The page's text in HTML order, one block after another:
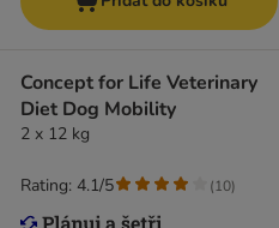
Concept for Life Veterinary
Diet Dog Mobility
2 x 12 kg
Rating: 4.1/5 (10)